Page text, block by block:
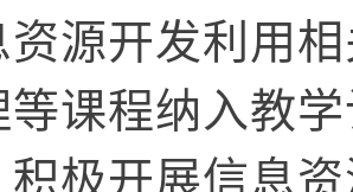
资源开发利用
等课程纳入教
积极开展信息